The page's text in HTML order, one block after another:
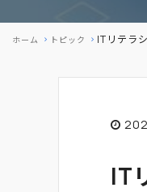
ホーム トピック ITリテラ
IT